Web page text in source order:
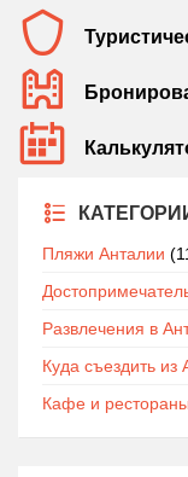
Пляжи Анталии
Развлечения в
Куда съездить из
Кафе и рестораны